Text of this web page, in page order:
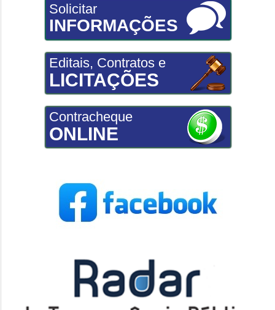
Solicitar
INFORMAÇÕES
Editais, Contratos e
LICITAÇÕES
Contracheque
ONLINE